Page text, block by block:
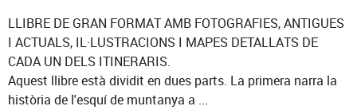
LLIBRE DE GRAN FORMAT AMB FOTOGRAFIES, ANTIGUES
I ACTUALS, IL·LUSTRACIONS I MAPES DETALLATS DE
CADA UN DELS ITINERARIS.
Aquest llibre està dividit en dues parts. La primera narra la
història de l'esquí de muntanya a ...